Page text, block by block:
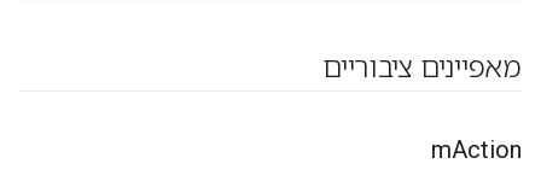
מאפיינים ציבוריים
mAction